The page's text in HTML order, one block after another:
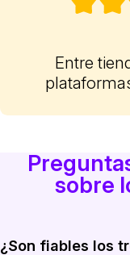
Entre
sobre
¿Son fiables los